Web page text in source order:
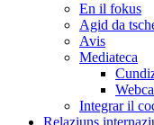
En il fokus
Agid da
Avis
Mediateca
Integrar il